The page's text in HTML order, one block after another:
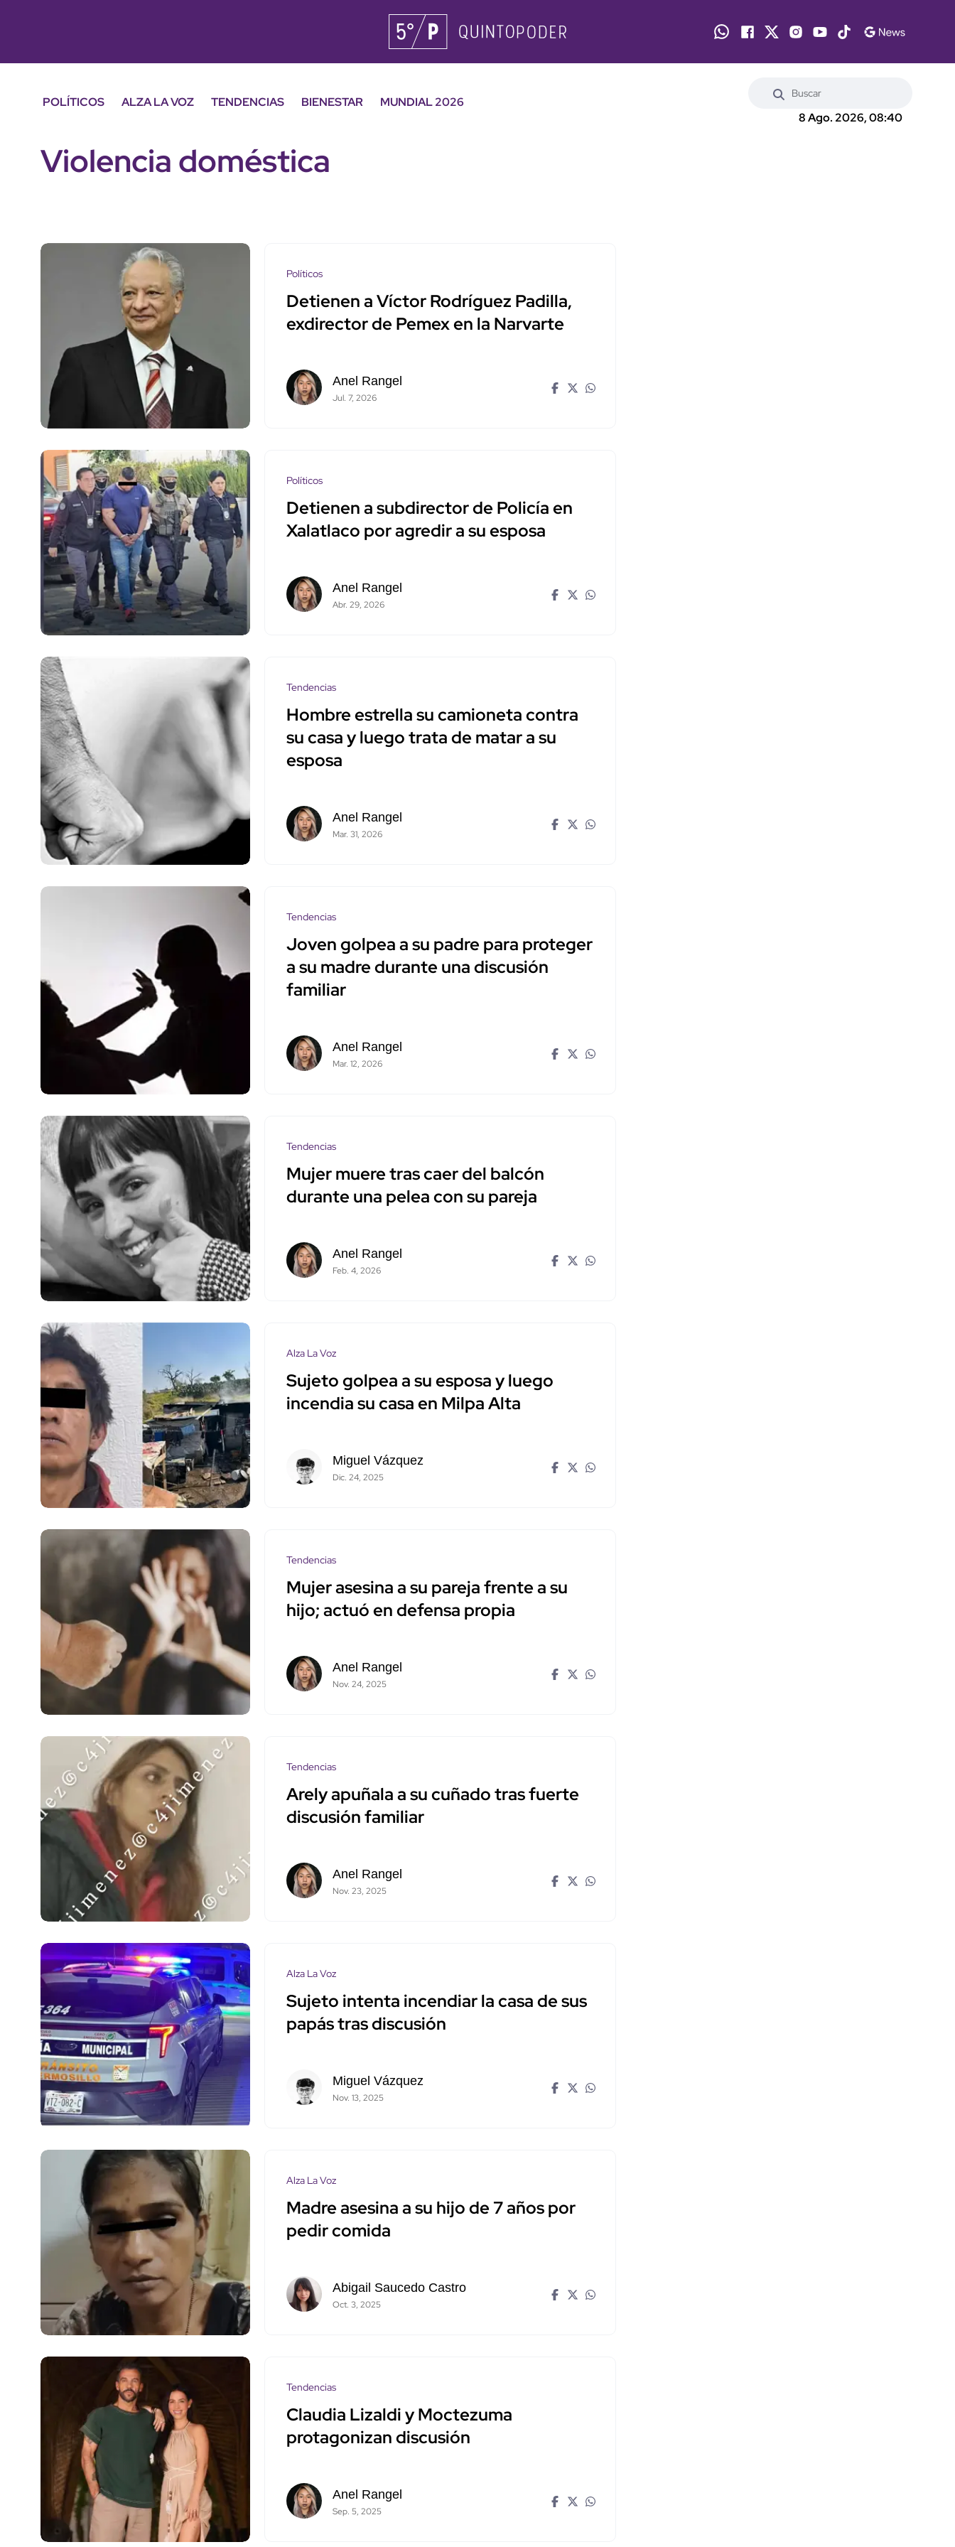
POLÍTICOS ALZA LA VOZ TENDENCIAS BIENESTAR
MUNDIAL 2026
8 Ago. 2026, 08:40
Violencia doméstica
Políticos
Detienen a Víctor Rodríguez Padilla,
exdirector de Pemex en la Narvarte
Anel Rangel
Jul. 7, 2026
Políticos
Detienen a subdirector de Policía en
Xalatlaco por agredir a su esposa
Anel Rangel
Abr. 29, 2026
Tendencias
Hombre estrella su camioneta contra
su casa y luego trata de matar a su
esposa
Anel Rangel
Mar. 31, 2026
Tendencias
Joven golpea a su padre para proteger
a su madre durante una discusión
familiar
Anel Rangel
Mar. 12, 2026
Tendencias
Mujer muere tras caer del balcón
durante una pelea con su pareja
Anel Rangel
Feb. 4, 2026
Alza La Voz
Sujeto golpea a su esposa y luego
incendia su casa en Milpa Alta
Miguel Vázquez
Dic. 24, 2025
Tendencias
Mujer asesina a su pareja frente a su
hijo; actuó en defensa propia
Anel Rangel
Nov. 24, 2025
Tendencias
Arely apuñala a su cuñado tras fuerte
discusión familiar
Anel Rangel
Nov. 23, 2025
Alza La Voz
Sujeto intenta incendiar la casa de sus
papás tras discusión
Miguel Vázquez
Nov. 13, 2025
Alza La Voz
Madre asesina a su hijo de 7 años por
pedir comida
Abigail Saucedo Castro
Oct. 3, 2025
Tendencias
Claudia Lizaldi y Moctezuma
protagonizan discusión
Anel Rangel
Sep. 5, 2025